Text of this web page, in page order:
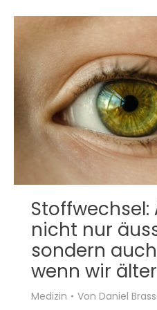
nicht nur
sondern
wenn wir
Medizin Von Daniel